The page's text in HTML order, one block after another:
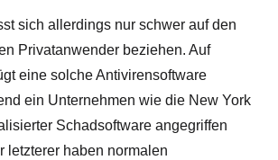
sich allerdings nur schwer auf den
Privatanwender beziehen. Auf
eine solche Antivirensoftware
ein Unternehmen wie die New York
Schadsoftware angegriffen
letzterer haben normalen